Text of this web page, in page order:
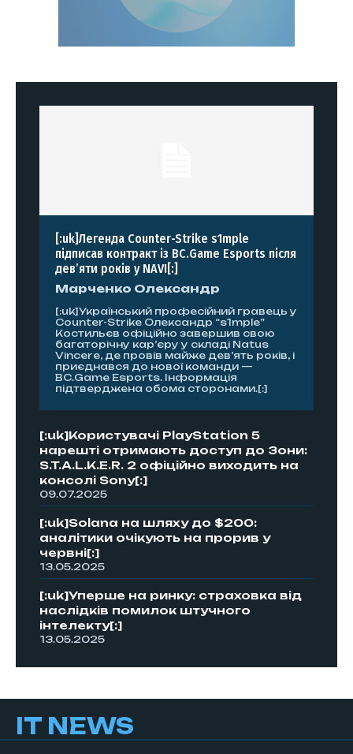
[:uk]Легенда Counter-Strike s1mple
підписав контракт із BC.Game Esports після
дев’яти років у NAVI[:]
Марченко Олександр
[:uk]Український професійний гравець у
Counter-Strike Олександр “s1mple”
Костильєв офіційно завершив свою
багаторічну кар’єру у складі Natus
Vincere, де провів майже дев’ять років, і
приєднався до нової команди —
BC.Game Esports. Інформація
підтверджена обома сторонами.[:]
[:uk]Користувачі PlayStation 5
нарешті отримають доступ до Зони:
S.T.A.L.K.E.R. 2 офіційно виходить на
консолі Sony[:]
09.07.2025
[:uk]Solana на шляху до $200:
аналітики очікують на прорив у
червні[:]
13.05.2025
[:uk]Уперше на ринку: страховка від
наслідків помилок штучного
інтелекту[:]
13.05.2025
IT NEWS